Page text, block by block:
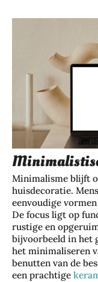
Minimalisme blijft
huisdecoratie.
eenvoudige
De focus ligt op
rustige en
bijvoorbeeld in het
het minimaliseren
benutten van de
een prachtige